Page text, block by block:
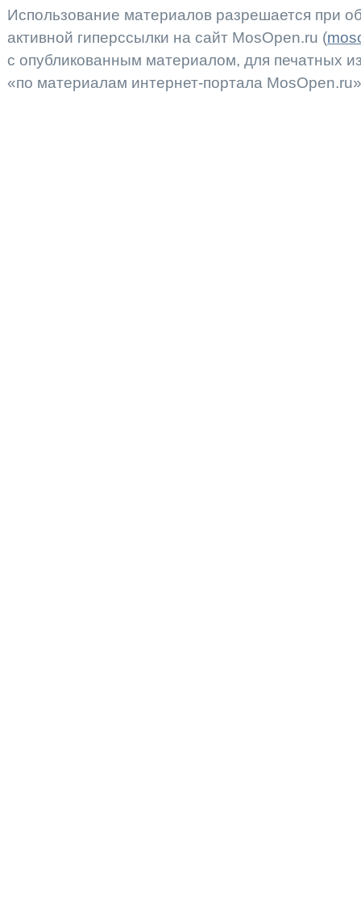
Использование материалов разрешается при
активной гиперссылки на сайт MosOpen.ru (
с опубликованным материалом, для печатных
«по материалам интернет-портала